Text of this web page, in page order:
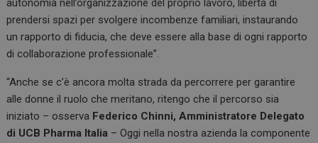
autonomia nell’organizzazione del proprio lavoro, libertà di
prendersi spazi per svolgere incombenze familiari, instaurando
un rapporto di fiducia, che deve essere alla base di ogni rapporto
di collaborazione professionale”.
“Anche se c’è ancora molta strada da percorrere per garantire
alle donne il ruolo che meritano, ritengo che il percorso sia
iniziato – osserva Federico Chinni, Amministratore Delegato
di UCB Pharma Italia – Oggi nella nostra azienda la componente